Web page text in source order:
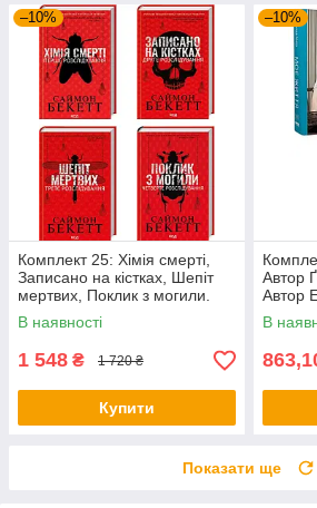
–10%
Комплект 25: Хімія смерті,
Записано на кістках, Шепіт
мертвих, Поклик з могили.
Автор Саймон Бекетт
В наявності
1 548 ₴ 1 720 ₴
Купити
–10%
Автор
Автор
В
Показати ще